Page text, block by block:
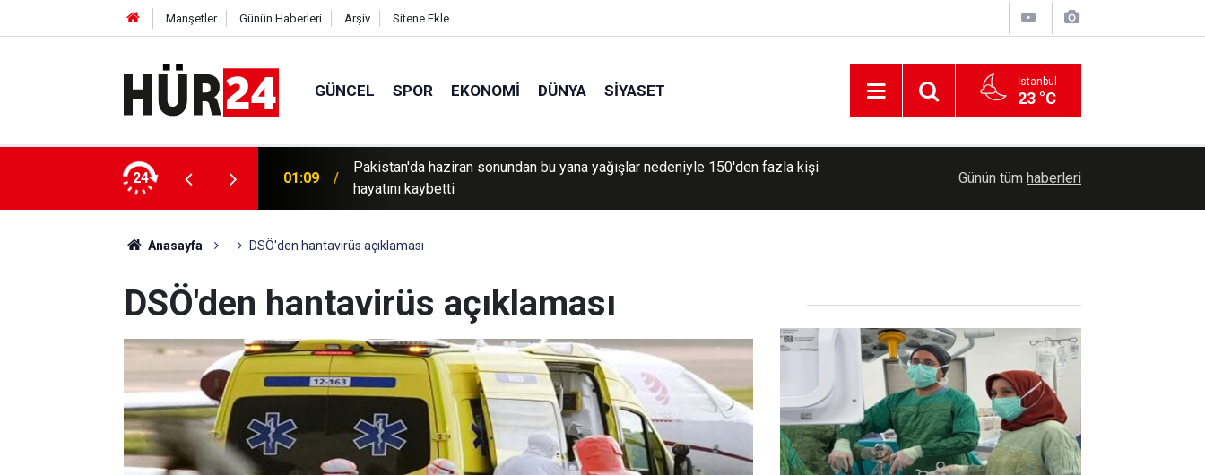
Manşetler Günün Haberleri Arşiv Sitene Ekle
GÜNCEL SPOR EKONOMI DÜNYA SIYASET İstanbul
23 °C
24
yağışlar nedeniyle 150'den fazla kişi
00:49 Hürmüz'den geçişlerin ücreti, sefer hacmine bağlı olacak Trump, İran'a yönelik savaşın "yakında sona
Günün tüm haberleri
Anasayfa DSÖ'den hantavirüs açıklaması
DSÖ'den hantavirüs açıklaması